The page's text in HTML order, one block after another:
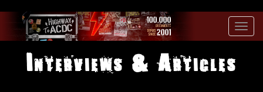
Interviews & Articles